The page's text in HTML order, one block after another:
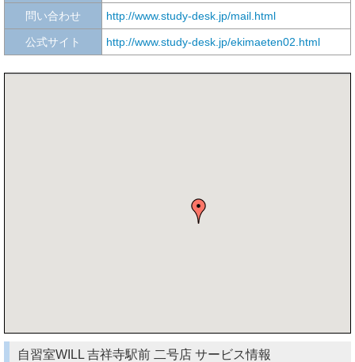
問い合わせ http://www.study-desk.jp/mail.html
公式サイト http://www.study-desk.jp/ekimaeten02.html
自習室WILL 吉祥寺駅前 二号店 サービス情報